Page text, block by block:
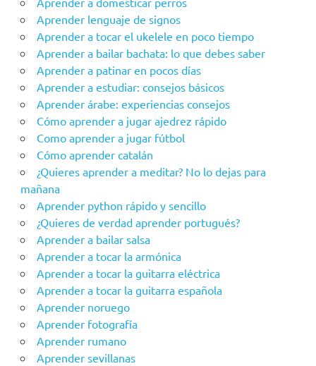
Aprender lenguaje de signos
Aprender a tocar el ukelele en poco tiempo
Aprender a bailar bachata: lo que debes saber
Aprender a patinar en pocos días
Aprender a estudiar: consejos básicos
Aprender árabe: experiencias consejos
Cómo aprender a jugar ajedrez rápido
Como aprender a jugar fútbol
Cómo aprender catalán
¿Quieres aprender a meditar? No lo dejas para
mañana
Aprender python rápido y sencillo
¿Quieres de verdad aprender portugués?
Aprender a bailar salsa
Aprender a tocar la armónica
Aprender a tocar la guitarra eléctrica
Aprender a tocar la guitarra española
Aprender noruego
Aprender fotografía
Aprender rumano
Aprender sevillanas